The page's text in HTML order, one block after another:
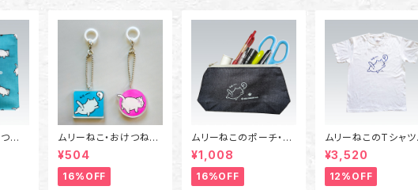
ねこ
ムリーねこ・おけつねこ
のアクリルキーホルダ
ー兼アンブレラマーカ
ー
¥504
16%OFF
ムリーねこのポーチ・ペ
ンケース（Sサイズ）
¥1,008
16%OFF
ムリーねこのTシャツ
（白）2XLサイズ～3XL
サイズ
¥3,520
12%OFF